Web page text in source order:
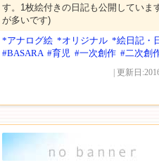
す。1枚絵付きの日記も公開していま
が多いです)
*アナログ絵 *オリジナル *絵日記・
#BASARA #育児 #一次創作 #二次創
| 更新日